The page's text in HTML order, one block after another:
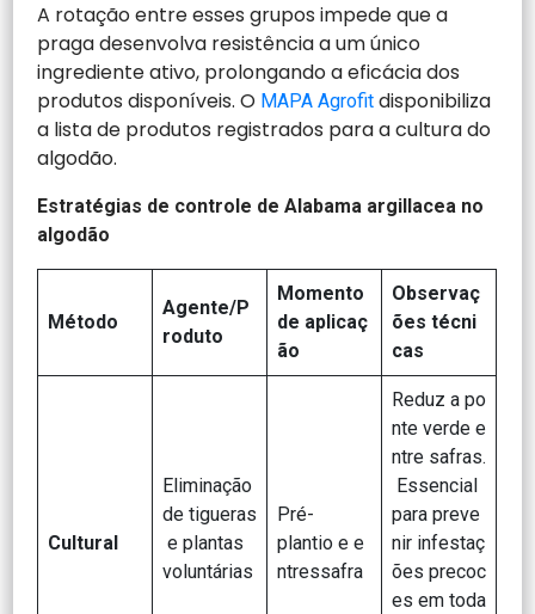
A rotação entre esses grupos impede que a
praga desenvolva resistência a um único
ingrediente ativo, prolongando a eficácia dos
produtos disponíveis. O MAPA Agrofit disponibiliza
a lista de produtos registrados para a cultura do
algodão.
Estratégias de controle de Alabama argillacea no
algodão
Método
Agente/P
roduto
Momento
de aplicaç
ão
Observaç
ões técni
cas
Cultural
Eliminação
de tigueras
e plantas
voluntárias
Pré-
plantio e e
ntressafra
Reduz a po
nte verde e
ntre safras.
Essencial
para preve
nir infestaç
ões precoc
es em toda